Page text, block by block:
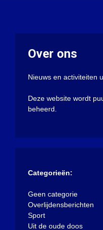
Over ons
Nieuws en activiteiten
Deze website wordt
beheerd.
Categorieën:
Geen categorie
Overlijdensberichten
Sport
Uit de oude doos